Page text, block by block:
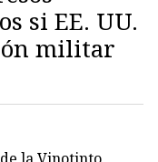
si EE. UU.
militar